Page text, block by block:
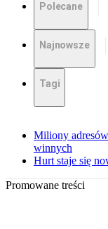
Polecane
Najnowsze
Tagi
Miliony
winnych
Hurt staje się
Promowane treści